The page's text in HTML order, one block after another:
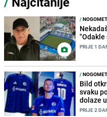
/NOGOMET
PRIJE 1
/NOGOMET
Bild
svaku
dolaze
PRIJE 2